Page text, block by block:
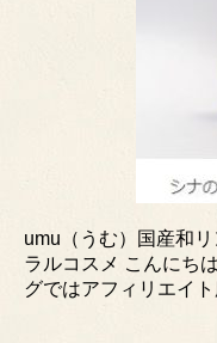
umu（うむ）国産和
ラルコスメ こんにち
グではアフィリエイ